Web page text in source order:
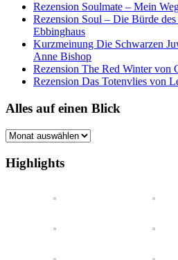
Rezension Soulmate – Mein
Rezension Soul – Die Bürde
Ebbinghaus
Kurzmeinung Die Schwarzen
Anne Bishop
Rezension The Red Winter von
Rezension Das Totenvlies von
Alles auf einen Blick
Alles
einen
Blick
Highlights